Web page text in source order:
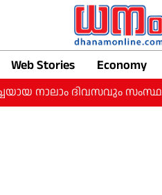
Web Stories Economy
ദിവസവും സംസ്ഥാനത്തെ